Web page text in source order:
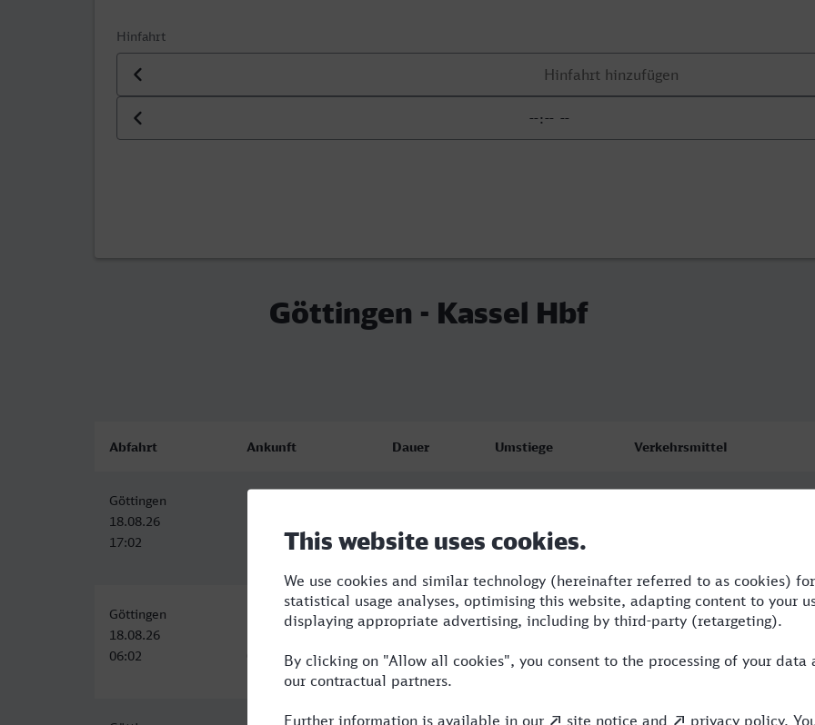
Hinfahrt
Datum der Hinfahrt
Uhrzeit der Hinfahrt
Göttingen - Kassel Hbf
Abfahrt Ankunft Dauer Umstiege Verkehrsmittel
Göttingen
18.08.26
17:02
Göttingen
18.08.26
06:02
Kassel Hbf
0:45 1 ICE,HLB